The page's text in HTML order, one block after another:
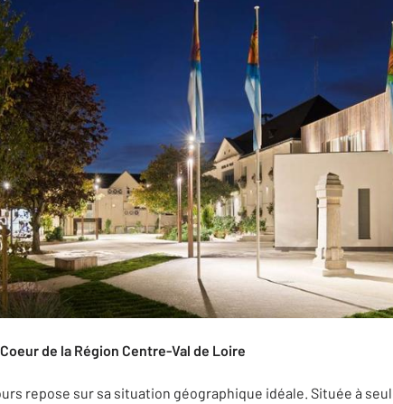
de la Région Centre-Val de Loire
repose sur sa situation géographique idéale. Située à